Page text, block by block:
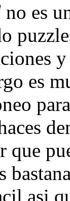
no es
es
asi